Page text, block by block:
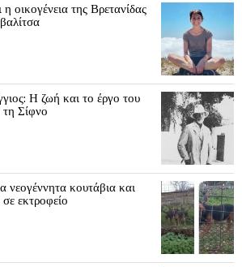
της Βρετανίδας
Η ζωή και το έργο του
Σίφνο
νεογέννητα κουτάβια και
εκτροφείο